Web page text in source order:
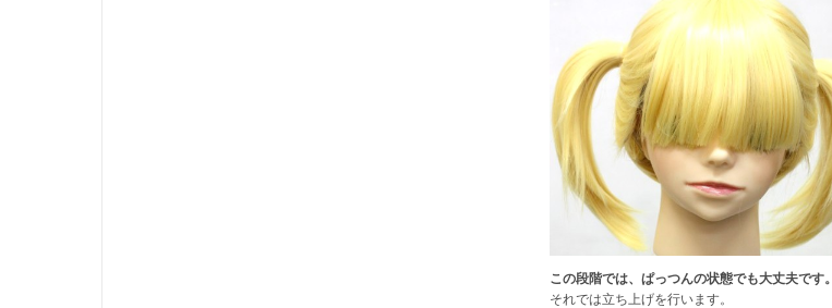
この段階では、ぱっつんの状態でも大丈夫です。
それでは立ち上げを行います。